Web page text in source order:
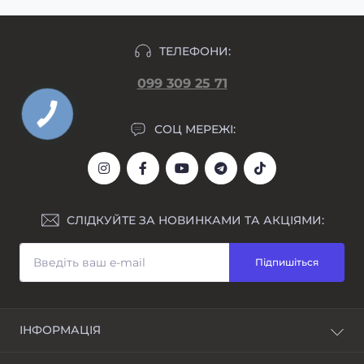
ТЕЛЕФОНИ:
099 309 25 71
СОЦ МЕРЕЖІ:
СЛІДКУЙТЕ ЗА НОВИНКАМИ ТА АКЦІЯМИ:
Підпишіться
ІНФОРМАЦІЯ